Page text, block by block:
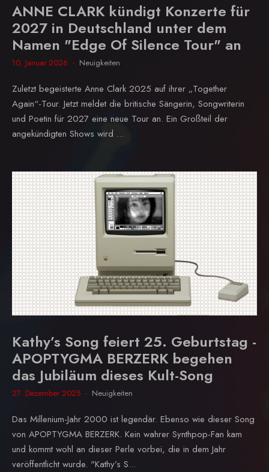
ANNE CLARK kündigt Konzerte für
2027 in Deutschland unter dem
Namen "Edge Of Silence Tour" an
10. Januar 2026 Neuigkeiten
Zuletzt begeisterte Anne Clark 2025 auf ihrer „Together
Again“-Tour. Jetzt meldet die britische Sängerin, Songwriterin
und Poetin für 2027 eine neue Tour an. Ein Großteil der
angekündigten Shows wird ...
Kathy’s Song feiert 25. Geburtstag -
APOPTYGMA BERZERK begehen
das Jubiläum dieses Kult-Song
27. Dezember 2025 Neuigkeiten
Das Millenium-Jahr 2000 ist legendär. Ebenso wie dieser Song
von APOPTYGMA BERZERK. Kein wahrer Synthpop-Fan kam
und kommt wohl an dieser Perle vorbei, die in dem Jahr
veröffentlicht wurde. "Kathy’s S...